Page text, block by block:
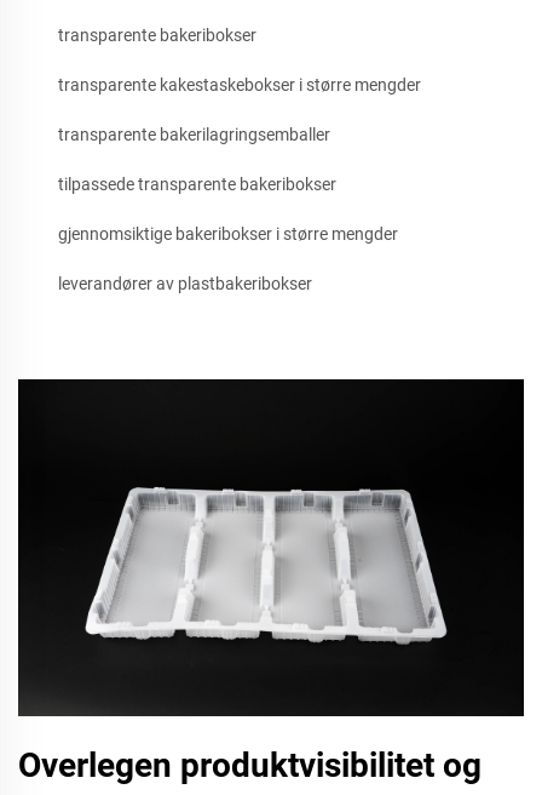
transparente bakeribokser
transparente kakestaskebokser i større mengder
transparente bakerilagringsemballer
tilpassede transparente bakeribokser
gjennomsiktige bakeribokser i større mengder
leverandører av plastbakeribokser
Overlegen produktvisibilitet og